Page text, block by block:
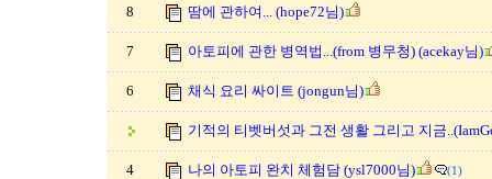
8 땀에 관하여... (hope72님)
7 아토피에 관한 병역법...(from 병무청) (acekay님)
6 채식 요리 싸이트 (jongun님)
기적의 티벳버섯과 그전 생활 그리고 지금
4 나의 아토피 완치 체험담 (ysl7000님) (1)